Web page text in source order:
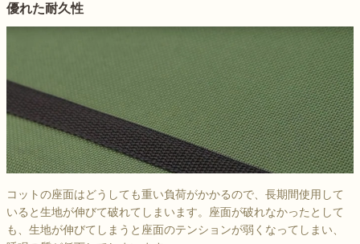
優れた耐久性
コットの座面はどうしても重い負荷がかかるので、長期間使用して
いると生地が伸びて破れてしまいます。座面が破れなかったとして
も、生地が伸びてしまうと座面のテンションが弱くなってしまい、